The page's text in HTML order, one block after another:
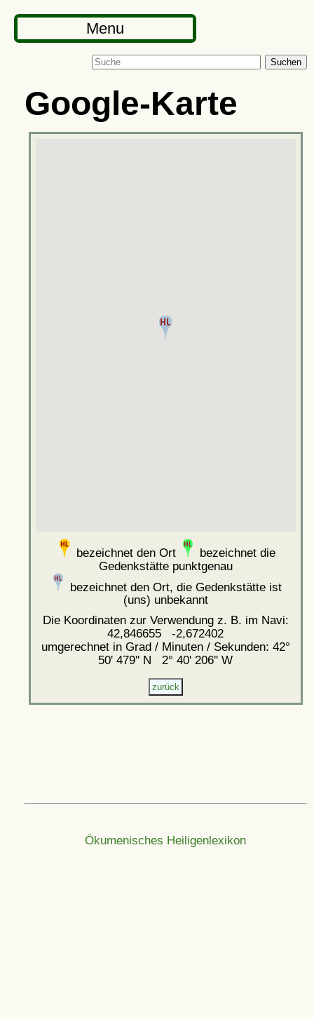
Menu
Suchen
Google-Karte
bezeichnet den Ort
bezeichnet die
Gedenkstätte punktgenau
bezeichnet den Ort, die Gedenkstätte ist
(uns) unbekannt
Die Koordinaten zur Verwendung z. B. im Navi:
42,846655 -2,672402
umgerechnet in Grad / Minuten / Sekunden: 42°
50' 479'' N 2° 40' 206'' W
Ökumenisches Heiligenlexikon